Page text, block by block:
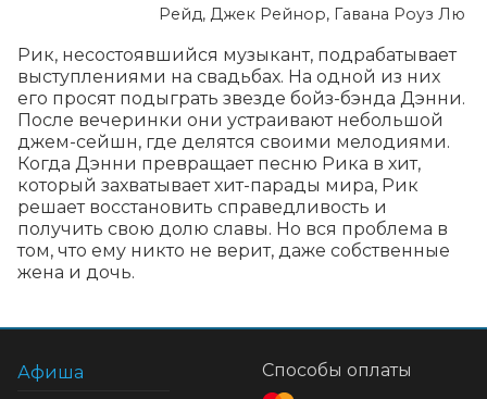
Рейд, Джек Рейнор, Гавана Роуз Лю
Рик, несостоявшийся музыкант, подрабатывает
выступлениями на свадьбах. На одной из них
его просят подыграть звезде бойз-бэнда Дэнни.
После вечеринки они устраивают небольшой
джем-сейшн, где делятся своими мелодиями.
Когда Дэнни превращает песню Рика в хит,
который захватывает хит-парады мира, Рик
решает восстановить справедливость и
получить свою долю славы. Но вся проблема в
том, что ему никто не верит, даже собственные
жена и дочь.
Афиша
Способы оплаты